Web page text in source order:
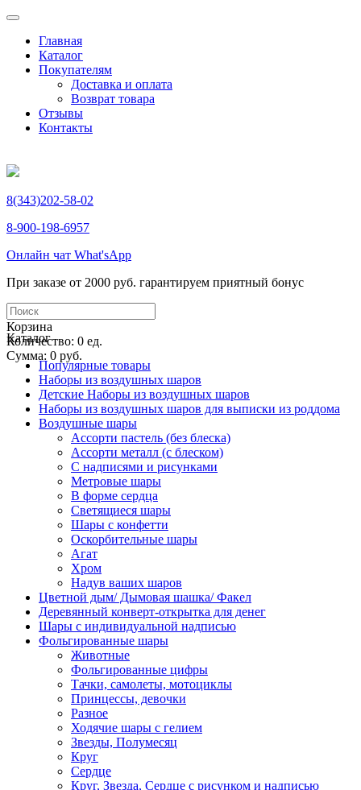
Главная
Каталог
Покупателям
Доставка и оплата
Возврат товара
Отзывы
Контакты
8(343)202-58-02
8-900-198-6957
Онлайн чат What'sApp
При заказе от 2000 руб. гарантируем приятный бонус
Корзина
Количество: 0 ед.
Сумма: 0 руб.
Каталог
Популярные товары
Наборы из воздушных шаров
Детские Наборы из воздушных шаров
Наборы из воздушных шаров для выписки из роддома
Воздушные шары
Ассорти пастель (без блеска)
Ассорти металл (с блеском)
С надписями и рисунками
Метровые шары
В форме сердца
Светящиеся шары
Шары с конфетти
Оскорбительные шары
Агат
Хром
Надув ваших шаров
Цветной дым/ Дымовая шашка/ Факел
Деревянный конверт-открытка для денег
Шары с индивидуальной надписью
Фольгированные шары
Животные
Фольгированные цифры
Тачки, самолеты, мотоциклы
Принцессы, девочки
Разное
Ходячие шары с гелием
Звезды, Полумесяц
Круг
Сердце
Круг, Звезда, Сердце с рисунком и надписью